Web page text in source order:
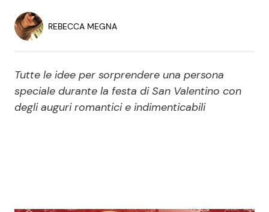
Economia
Persone Scomparse
Politica
Programmi TV
Reality e Talent
REBECCA MEGNA
Tutte le idee per sorprendere una persona
speciale durante la festa di San Valentino con
degli auguri romantici e indimenticabili